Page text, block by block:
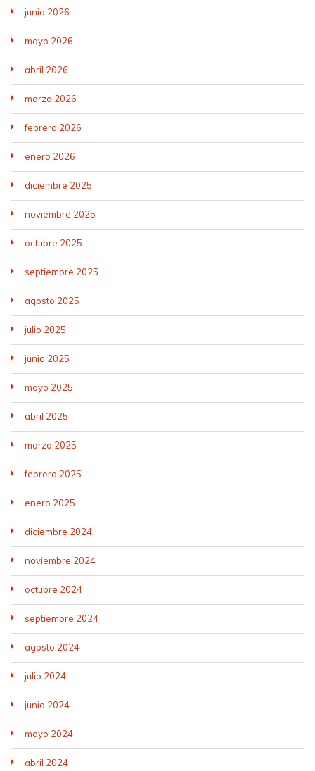
junio 2026
mayo 2026
abril 2026
marzo 2026
febrero 2026
enero 2026
diciembre 2025
noviembre 2025
octubre 2025
septiembre 2025
agosto 2025
julio 2025
junio 2025
mayo 2025
abril 2025
marzo 2025
febrero 2025
enero 2025
diciembre 2024
noviembre 2024
octubre 2024
septiembre 2024
agosto 2024
julio 2024
junio 2024
mayo 2024
abril 2024